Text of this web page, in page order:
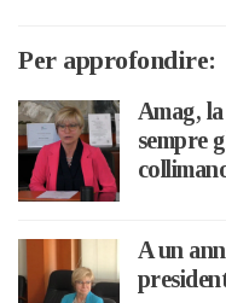
Per approfondire:
Amag,
sempre
A un